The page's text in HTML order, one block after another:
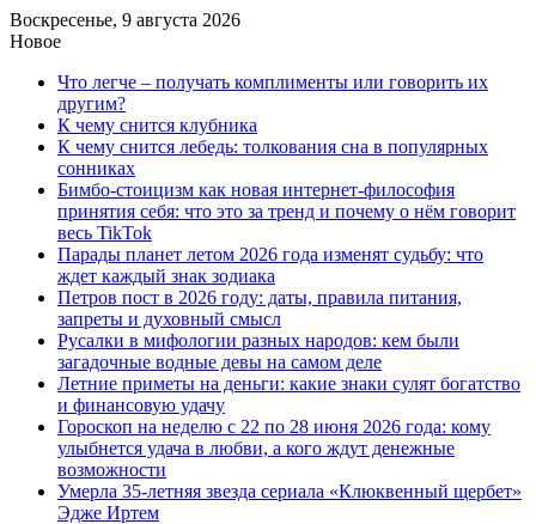
Воскресенье, 9 августа 2026
Новое
Что легче – получать комплименты или говорить их
другим?
К чему снится клубника
К чему снится лебедь: толкования сна в популярных
сонниках
Бимбо-стоицизм как новая интернет-философия
принятия себя: что это за тренд и почему о нём говорит
весь TikTok
Парады планет летом 2026 года изменят судьбу: что
ждет каждый знак зодиака
Петров пост в 2026 году: даты, правила питания,
запреты и духовный смысл
Русалки в мифологии разных народов: кем были
загадочные водные девы на самом деле
Летние приметы на деньги: какие знаки сулят богатство
и финансовую удачу
Гороскоп на неделю с 22 по 28 июня 2026 года: кому
улыбнется удача в любви, а кого ждут денежные
возможности
Умерла 35-летняя звезда сериала «Клюквенный щербет»
Эдже Иртем